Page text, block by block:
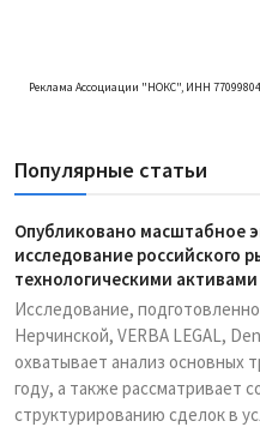
Реклама Ассоциации "НОКС", ИНН
Популярные статьи
Опубликовано масштабное
исследование российского
технологическими активами
Исследование,
Нерчинской, VERBA LEGAL,
охватывает анализ основных
году, а также рассматривает
структурированию сделок в